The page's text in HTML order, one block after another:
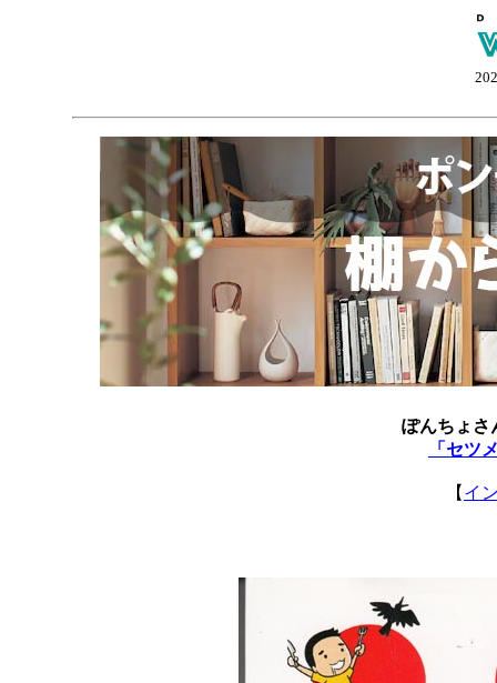
ぽんちょさ
「セツ
【 イ